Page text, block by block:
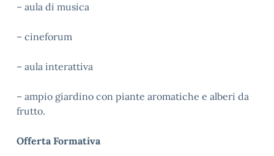
– aula di musica
– cineforum
– aula interattiva
– ampio giardino con piante aromatiche e alberi da
frutto.
Offerta Formativa